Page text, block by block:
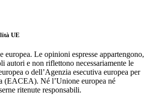
UE
europea. Le opinioni espresse appartengono,
autori e non riflettono necessariamente le
o dell’Agenzia esecutiva europea per
(EACEA). Né l’Unione europea né
ritenute responsabili.